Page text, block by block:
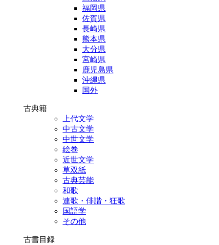
福岡県
佐賀県
長崎県
熊本県
大分県
宮崎県
鹿児島県
沖縄県
国外
古典籍
上代文学
中古文学
中世文学
絵巻
近世文学
草双紙
古典芸能
和歌
連歌・俳諧・狂歌
国語学
その他
古書目録